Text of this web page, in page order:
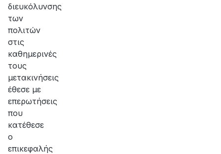
διευκόλυνσης
των
πολιτών
στις
καθημερινές
τους
μετακινήσεις
έθεσε με
επερωτήσεις
που
κατέθεσε
ο
επικεφαλής